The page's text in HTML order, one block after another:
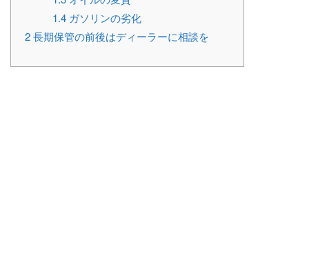
1.4 ガソリンの劣化
2長期保管の前後はディーラーに相談を